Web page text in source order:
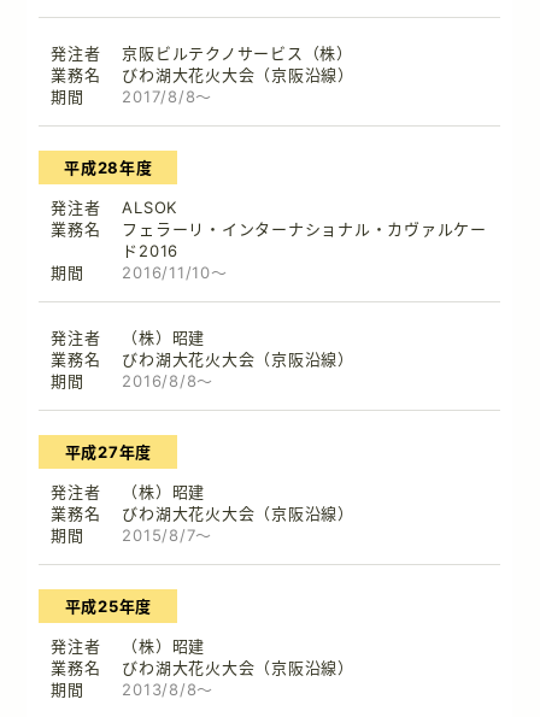
京阪ビルテクノサービス（株）
びわ湖大花火大会（京阪沿線）
2017/8/8～
平成28年度
ALSOK
フェラーリ・インターナショナル・カヴァルケー
ド2016
2016/11/10～
（株）昭建
びわ湖大花火大会（京阪沿線）
2016/8/8～
平成27年度
（株）昭建
びわ湖大花火大会（京阪沿線）
2015/8/7～
平成25年度
（株）昭建
びわ湖大花火大会（京阪沿線）
2013/8/8～